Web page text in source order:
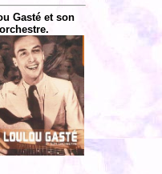
Gasté et son
orchestre.